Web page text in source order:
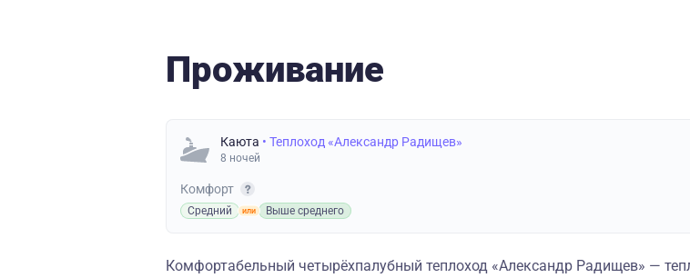
Проживание
Каюта • Теплоход «Александр Радищев»
8 ночей
Комфорт
Средний Выше среднего
Комфортабельный четырёхпалубный теплоход «Александр Радищев» —